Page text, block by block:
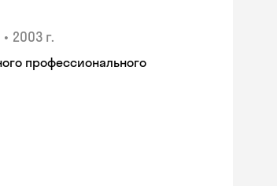
• 2003 г.
профессионального